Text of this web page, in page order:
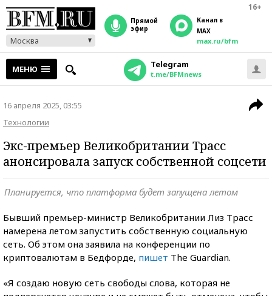
16+
Москва
прямой
эфир
Канал в
MAX
max.ru/bfm
МЕНЮ Telegram
t.me/BFMnews
16 апреля 2025, 03:55
Технологии
Экс-премьер Великобритании Трасс
анонсировала запуск собственной соцсети
Планируется, что платформа будет запущена летом
Бывший премьер-министр Великобритании Лиз Трасс
намерена летом запустить собственную социальную
сеть. Об этом она заявила на конференции по
криптовалютам в Бедфорде, пишет The Guardian.
«Я создаю новую сеть свободы слова, которая не